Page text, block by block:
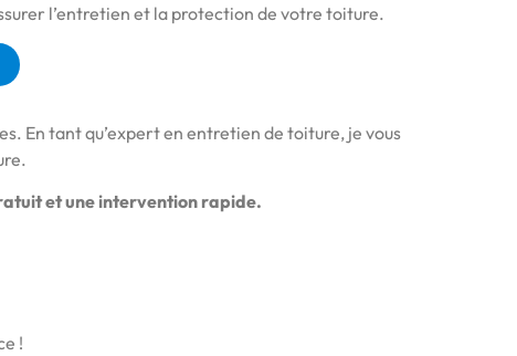
l’entretien et la protection de votre toiture.
En tant qu’expert en entretien de toiture, je vous
et une intervention rapide.
!